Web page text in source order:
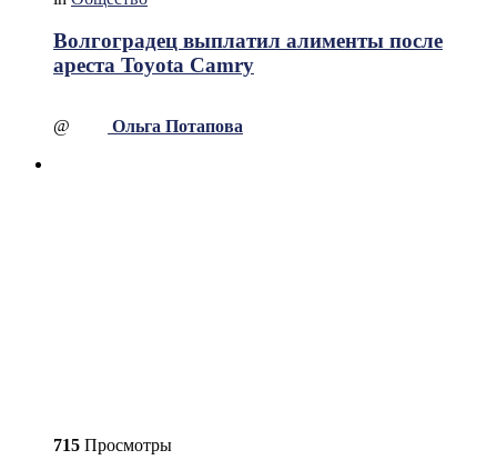
Волгоградец выплатил алименты после
ареста Toyota Camry
@ Ольга Потапова
715 Просмотры